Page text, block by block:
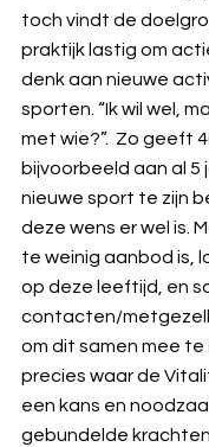
toch vindt de
praktijk lastig om
denk aan nieuwe
sporten. “Ik wil wel,
met wie?”.  Zo geeft
bijvoorbeeld aan al 5
nieuwe sport te zijn
deze wens er wel is.
te weinig aanbod is,
op deze leeftijd, en
contacten/
om dit samen mee te
precies waar de
een kans en
gebundelde